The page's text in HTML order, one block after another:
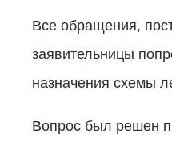
Все обращения,
заявительницы
назначения схемы
Вопрос был решен